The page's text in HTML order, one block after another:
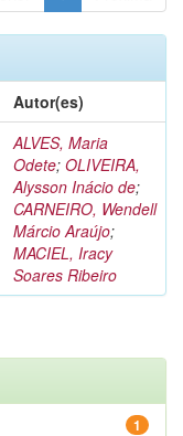
Autor(es)
ALVES, Maria
Odete; OLIVEIRA,
Alysson Inácio de;
CARNEIRO, Wendell
Márcio Araújo;
MACIEL, Iracy
Soares Ribeiro
1